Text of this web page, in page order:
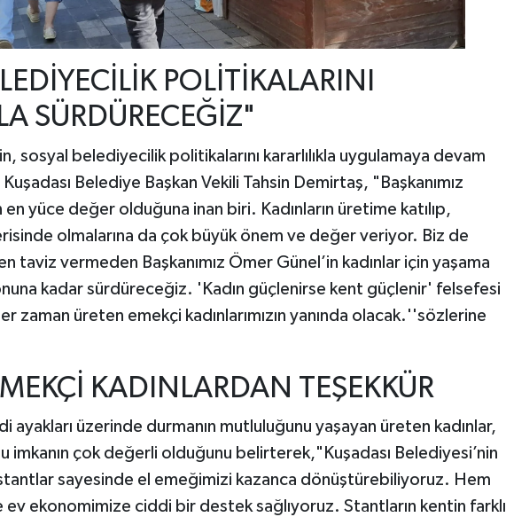
POLİTİKALARINI
SÜRDÜRECEĞİZ"
sosyal belediyecilik politikalarını kararlılıkla uygulamaya devam
Belediye Başkan Vekili Tahsin Demirtaş, "Başkanımız
yüce değer olduğuna inan biri. Kadınların üretime katılıp,
olmalarına da çok büyük önem ve değer veriyor. Biz de
taviz vermeden Başkanımız Ömer Günel’in kadınlar için yaşama
kadar sürdüreceğiz. 'Kadın güçlenirse kent güçlenir' felsefesi
zaman üreten emekçi kadınlarımızın yanında olacak.''sözlerine
KADINLARDAN TEŞEKKÜR
ayakları üzerinde durmanın mutluluğunu yaşayan üreten kadınlar,
imkanın çok değerli olduğunu belirterek,"Kuşadası Belediyesi’nin
sayesinde el emeğimizi kazanca dönüştürebiliyoruz. Hem
ekonomimize ciddi bir destek sağlıyoruz. Stantların kentin farklı